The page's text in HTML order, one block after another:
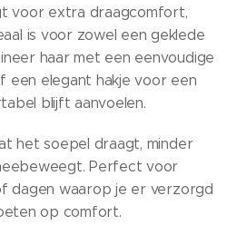
voor extra draagcomfort,
is voor zowel een geklede
haar met een eenvoudige
een elegant hakje voor een
blijft aanvoelen.
het soepel draagt, minder
Perfect voor
dagen waarop je er verzorgd
op comfort.